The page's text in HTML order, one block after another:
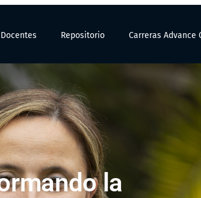
Docentes Repositorio Carreras Advance
la